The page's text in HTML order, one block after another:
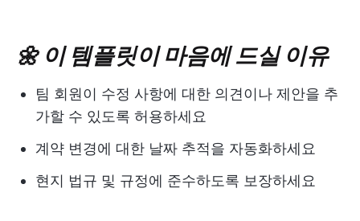
🌼 이 템플릿이 마음에 드실 이유
팀 회원이 수정 사항에 대한 의견이나 제안을 추
가할 수 있도록 허용하세요
계약 변경에 대한 날짜 추적을 자동화하세요
현지 법규 및 규정에 준수하도록 보장하세요